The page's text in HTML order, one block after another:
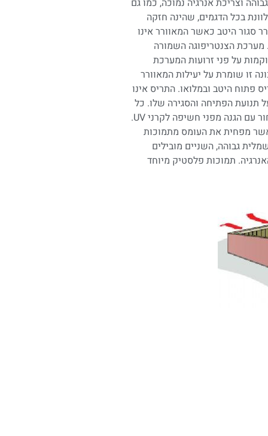
וצריכת אנרגיה נמוכה, כמו גם
בכל הדגמים, שהינה חזקה
סגור היטב כאשר המאוורר אינו
מערכת הצנטריפוגה השמורה
על פני זרועות המערכת
זו שומרת על יעילות המאוורר
פתוח היטב ובמלואו. התריס אינו
תנועת הפתיחה והסגירה שלו. כל
חלקי הפלסטיק עשויים פלסטיק אצטלי שחור עם הגנה מפני חשיפה לקרני UV.
מפחית את העומס מתמוכות
גבוהה, השניים מובילים
תמוכות פלסטיק מיוחד